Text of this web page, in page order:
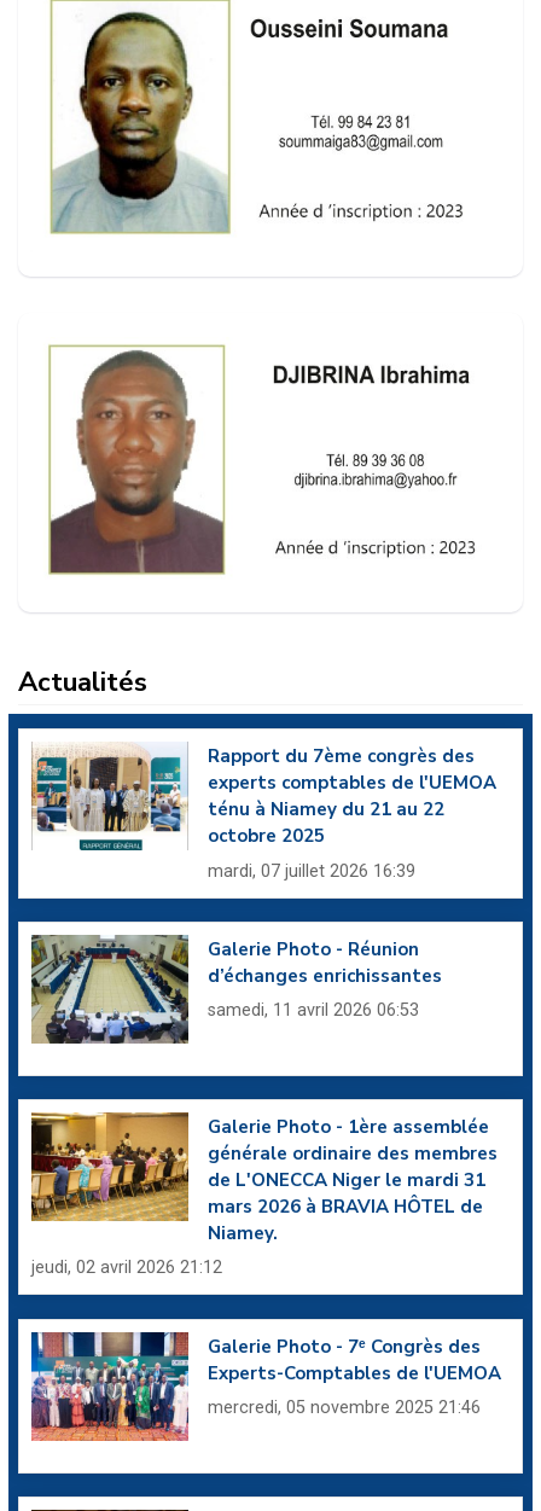
Actualités
Rapport du 7ème congrès des
experts comptables de l'UEMOA
ténu à Niamey du 21 au 22
octobre 2025
mardi, 07 juillet 2026 16:39
Galerie Photo - Réunion
d’échanges enrichissantes
samedi, 11 avril 2026 06:53
Galerie Photo - 1ère assemblée
générale ordinaire des membres
de L'ONECCA Niger le mardi 31
mars 2026 à BRAVIA HÔTEL de
Niamey.
jeudi, 02 avril 2026 21:12
Galerie Photo - 7ᵉ Congrès des
Experts-Comptables de l'UEMOA
mercredi, 05 novembre 2025 21:46